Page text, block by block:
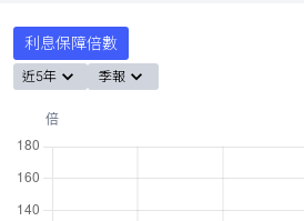
利息保障倍數
近5年 季報